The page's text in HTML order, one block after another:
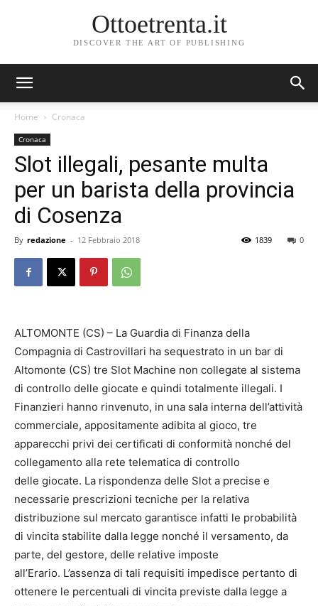
Ottoetrenta.it
DISCOVER THE ART OF PUBLISHING
Home Cronaca
Cronaca
Slot illegali, pesante multa
per un barista della provincia
di Cosenza
By redazione - 12 Febbraio 2018 0
1839
ALTOMONTE (CS) – La Guardia di Finanza della
Compagnia di Castrovillari ha sequestrato in un bar di
Altomonte (CS) tre Slot Machine non collegate al sistema
di controllo delle giocate e quindi totalmente illegali. I
Finanzieri hanno rinvenuto, in una sala interna dell’attività
commerciale, appositamente adibita al gioco, tre
apparecchi privi dei certificati di conformità nonché del
collegamento alla rete telematica di controllo
delle giocate. La rispondenza delle Slot a precise e
necessarie prescrizioni tecniche per la relativa
distribuzione sul mercato garantisce infatti le probabilità
di vincita stabilite dalla legge nonché il versamento, da
parte, del gestore, delle relative imposte
all’Erario. L’assenza di tali requisiti impedisce pertanto di
ottenere le percentuali di vincita previste dalla legge a